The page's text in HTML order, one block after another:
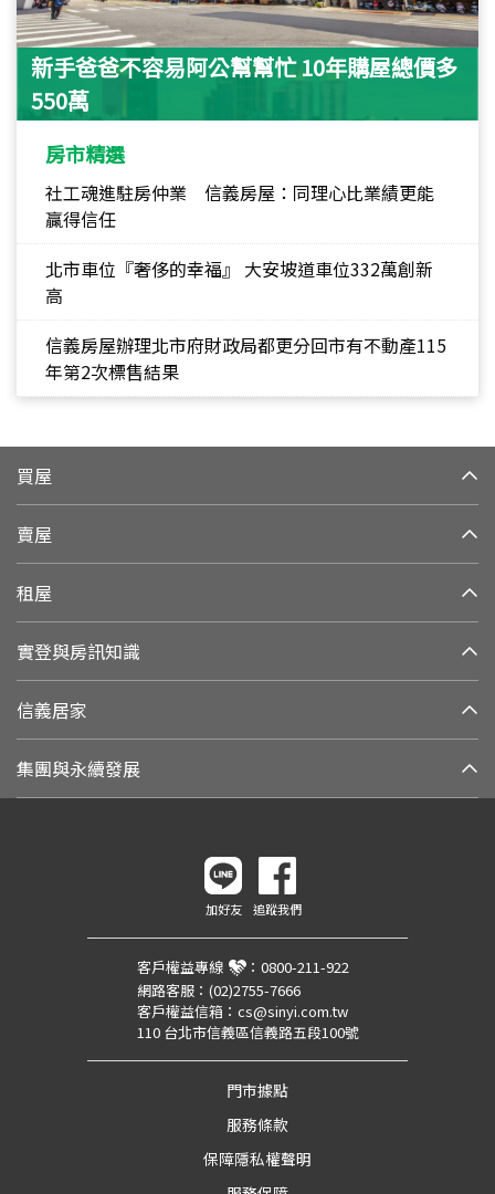
新手爸爸不容易阿公幫幫忙 10年購屋總價多
550萬
房市精選
社工魂進駐房仲業 信義房屋：同理心比業績更能
贏得信任
北市車位『奢侈的幸福』 大安坡道車位332萬創新
高
信義房屋辦理北市府財政局都更分回市有不動產115
年第2次標售結果
買屋
賣屋
租屋
實登與房訊知識
信義居家
集團與永續發展
加好友 追蹤我們
客戶權益專線 ： 0800-211-922
網路客服： (02)2755-7666
客戶權益信箱： cs@sinyi.com.tw
110 台北市信義區信義路五段100號
門市據點
服務條款
保障隱私權聲明